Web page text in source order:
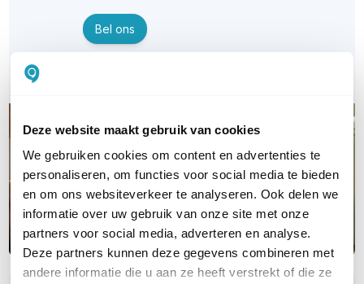
Deze website maakt gebruik van cookies
We gebruiken cookies om content en advertenties te
personaliseren, om functies voor social media te bieden
en om ons websiteverkeer te analyseren. Ook delen we
informatie over uw gebruik van onze site met onze
partners voor social media, adverteren en analyse.
Deze partners kunnen deze gegevens combineren met
andere informatie die u aan ze heeft verstrekt of die ze
Bel ons